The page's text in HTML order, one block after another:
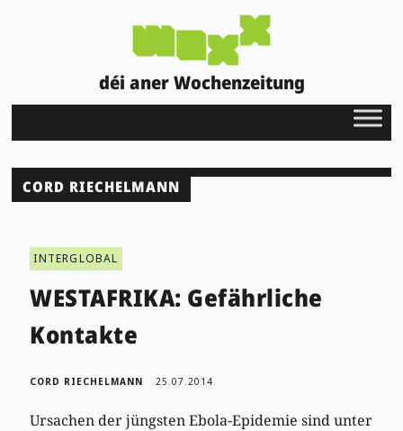
déi aner Wochenzeitung
CORD RIECHELMANN
INTERGLOBAL
WESTAFRIKA: Gefährliche
Kontakte
CORD RIECHELMANN 25.07.2014
Ursachen der jüngsten Ebola-Epidemie sind unter